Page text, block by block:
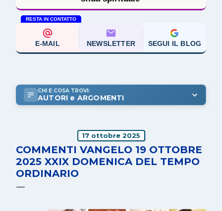
RESTA IN CONTATTO
E-MAIL NEWSLETTER SEGUI IL BLOG
CHI E COSA TROVI:
AUTORI e ARGOMENTI
17 ottobre 2025
COMMENTI VANGELO 19 OTTOBRE
2025 XXIX DOMENICA DEL TEMPO
ORDINARIO